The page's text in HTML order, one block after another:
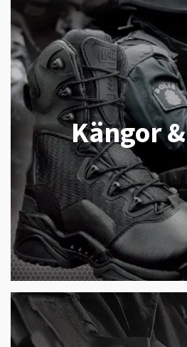
Kängor